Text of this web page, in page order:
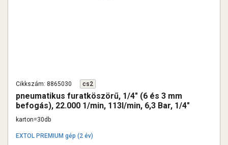
Cikkszám: 8865030 cs2
pneumatikus furatköszörű, 1/4" (6 és 3 mm
befogás), 22.000 1/min, 113l/min, 6,3 Bar, 1/4"
tömlőcsatlakozó, 0,6 kg
karton=30db
EXTOL PREMIUM gép (2 év)